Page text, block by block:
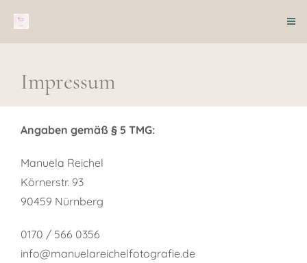
Impressum
Angaben gemäß § 5 TMG:
Manuela Reichel
Körnerstr. 93
90459 Nürnberg
0170 / 566 0356
info@manuelareichelfotografie.de